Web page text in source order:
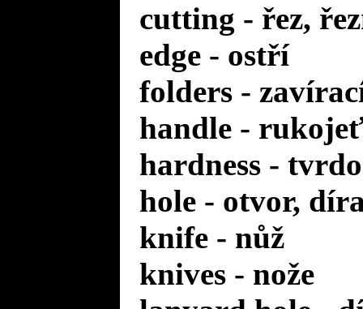
cutting - řez,
edge - ostří
folders -
handle -
hardness -
hole - otvor,
knife - nůž
knives - nože